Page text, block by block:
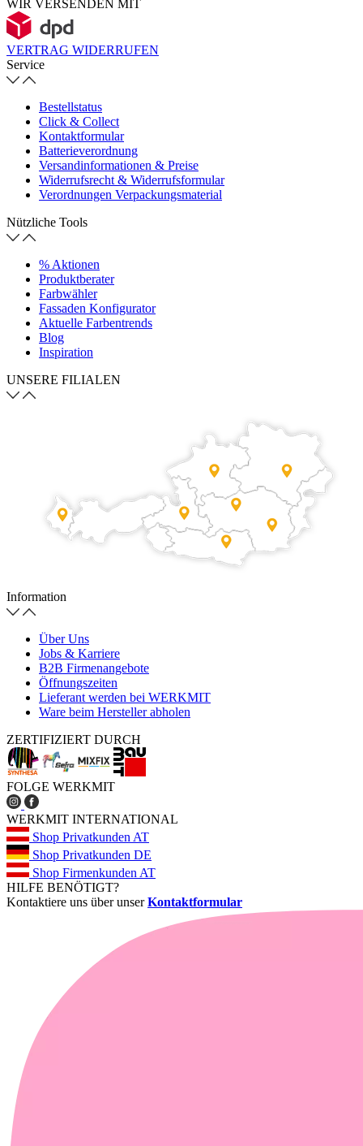
WIR VERSENDEN MIT
VERTRAG WIDERRUFEN
Service
Bestellstatus
Click & Collect
Kontaktformular
Batterieverordnung
Versandinformationen & Preise
Widerrufsrecht & Widerrufsformular
Verordnungen Verpackungsmaterial
Nützliche Tools
% Aktionen
Produktberater
Farbwähler
Fassaden Konfigurator
Aktuelle Farbentrends
Blog
Inspiration
UNSERE FILIALEN
Information
Über Uns
Jobs & Karriere
B2B Firmenangebote
Öffnungszeiten
Lieferant werden bei WERKMIT
Ware beim Hersteller abholen
ZERTIFIZIERT DURCH
FOLGE WERKMIT
WERKMIT INTERNATIONAL
Shop Privatkunden AT
Shop Privatkunden DE
Shop Firmenkunden AT
HILFE BENÖTIGT?
Kontaktiere uns über unserKontaktformular